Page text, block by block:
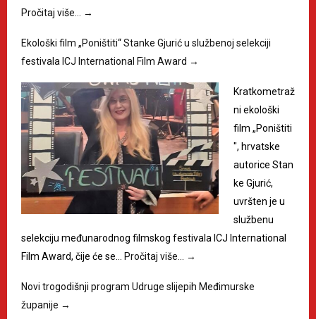
Pročitaj više…
→
Ekološki film „Poništiti“ Stanke Gjurić u službenoj selekciji
festivala ICJ International Film Award →
Kratkometraž
ni ekološki
film „Poništiti
", hrvatske
autorice Stan
ke Gjurić,
uvršten je u
službenu
selekciju međunarodnog filmskog festivala ICJ International
Film Award, čije će se…
Pročitaj više… →
Novi trogodišnji program Udruge slijepih Međimurske
županije →